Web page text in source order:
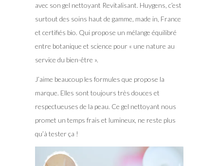
avec son gel nettoyant Revitalisant. Huygens, c’est
surtout des soins haut de gamme, made in, France
et certifiés bio. Qui propose un mélange équilibré
entre botanique et science pour « une nature au
service du bien-être ».
J’aime beaucoup les formules que propose la
marque. Elles sont toujours très douces et
respectueuses de la peau. Ce gel nettoyant nous
promet un temps frais et lumineux, ne reste plus
qu’à tester ça !